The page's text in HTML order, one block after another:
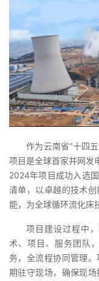
作为云南省“十四
项目是全球首家并网发
2024年项目成功入选
清单，以卓越的技术
能，为全球循环流化床
项目建设过程中
术、项目、服务团队
务，全流程协同管理
期驻守现场，确保现